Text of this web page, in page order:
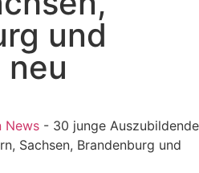
und
News - 30 junge Auszubildende
Sachsen, Brandenburg und